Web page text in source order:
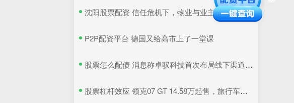
​沈阳股票配资 信任危机下，物业与业主如何双向奔赴？
​P2P配资平台 德国又给高市上了一堂课
​股票怎么配债 消息称卓驭科技首次布局线下渠道，打破传统供应商隐居幕后模式
​股票杠杆效应 领克07 GT 14.58万起售，旅行车和GT的完美结合